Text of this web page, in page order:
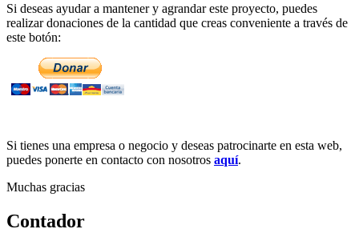
Si deseas ayudar a mantener y agrandar este proyecto, puedes
realizar donaciones de la cantidad que creas conveniente a través de
este botón:
Si tienes una empresa o negocio y deseas patrocinarte en esta web,
puedes ponerte en contacto con nosotros aquí.
Muchas gracias
Contador